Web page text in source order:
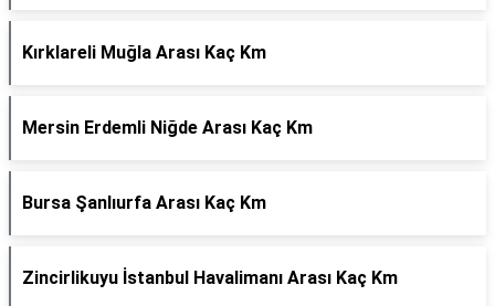
Kırklareli Muğla Arası Kaç Km
Mersin Erdemli Niğde Arası Kaç Km
Bursa Şanlıurfa Arası Kaç Km
Zincirlikuyu İstanbul Havalimanı Arası Kaç Km